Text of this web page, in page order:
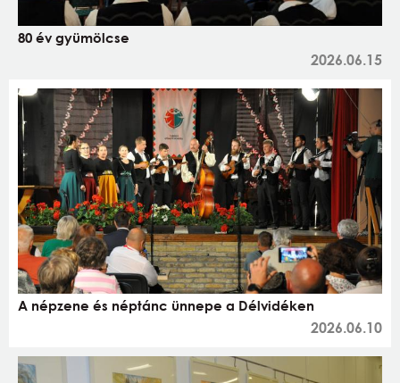
80 év gyümölcse
2026.06.15
A népzene és néptánc ünnepe a Délvidéken
2026.06.10